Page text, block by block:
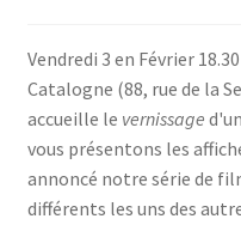
Vendredi 3 en Février
Catalogne (88, rue de la
accueille le vernissage
vous présentons les
annoncé notre série de
différents les uns des